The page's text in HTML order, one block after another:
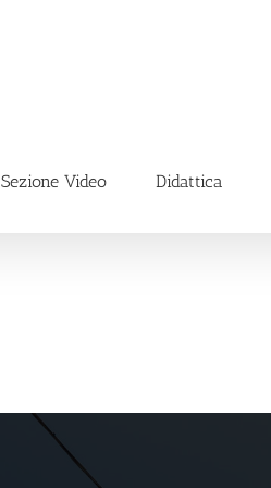
Sezione Video Didattica